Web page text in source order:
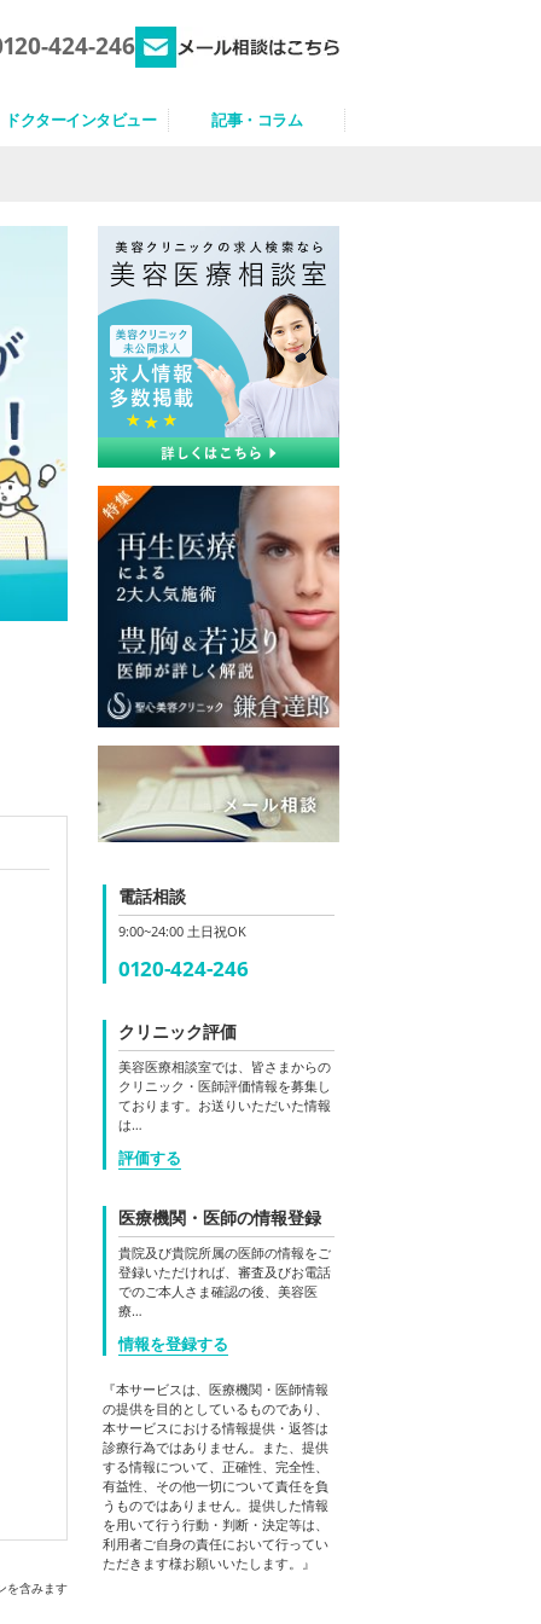
424-246
ドクターインタビュー 記事・コラム
を含みます
電話相談
9:00~24:00 土日祝OK
0120-424-246
クリニック評価
美容医療相談室では、皆さまからの
クリニック・医師評価情報を募集し
ております。お送りいただいた情報
は…
評価する
医療機関・医師の情報登録
貴院及び貴院所属の医師の情報をご
登録いただければ、審査及びお電話
でのご本人さま確認の後、美容医
療…
情報を登録する
『本サービスは、医療機関・医師情報
の提供を目的としているものであり、
本サービスにおける情報提供・返答は
診療行為ではありません。また、提供
する情報について、正確性、完全性、
有益性、その他一切について責任を負
うものではありません。提供した情報
を用いて行う行動・判断・決定等は、
利用者ご自身の責任において行ってい
ただきます様お願いいたします。』